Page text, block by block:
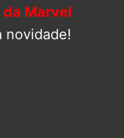
da Marvel
novidade!